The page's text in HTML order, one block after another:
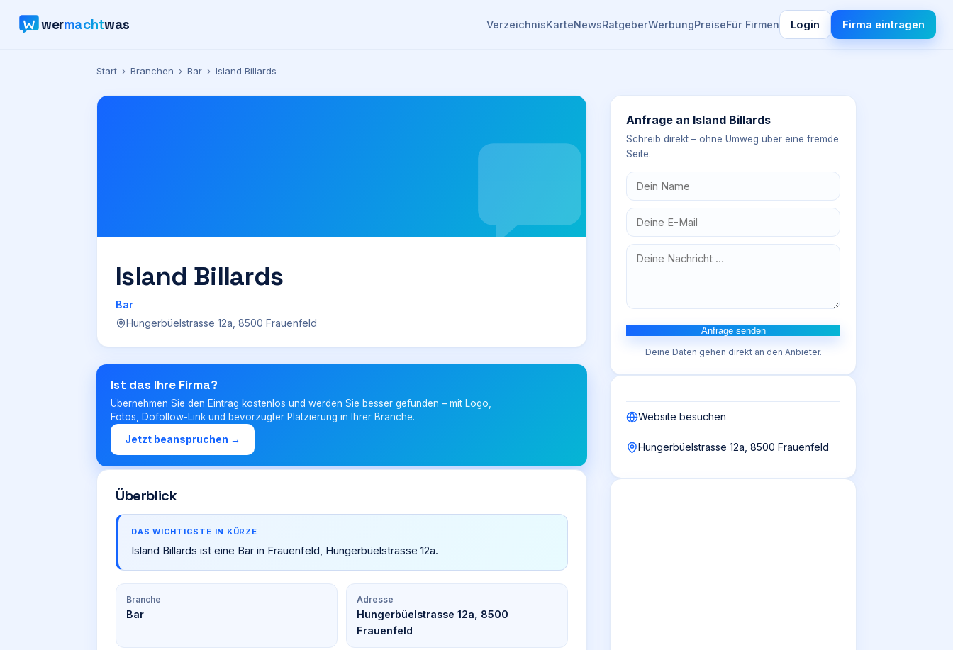
wermachtwas VerzeichnisKarteNewsRatgeberWerbungPreiseFür Firmen Login Firma eintragen
Start › Branchen › Bar › Island Billards
Island Billards
Bar
Hungerbüelstrasse 12a, 8500 Frauenfeld
Ist das Ihre Firma?
Übernehmen Sie den Eintrag kostenlos und werden Sie besser gefunden – mit Logo,
Fotos, Dofollow-Link und bevorzugter Platzierung in Ihrer Branche.
Jetzt beanspruchen →
Überblick
DAS WICHTIGSTE IN KÜRZE
Island Billards ist eine Bar in Frauenfeld, Hungerbüelstrasse 12a.
Branche
Bar
Adresse
Hungerbüelstrasse 12a, 8500
Frauenfeld
Anfrage an Island Billards
Schreib direkt – ohne Umweg über eine fremde
Seite.
Anfrage senden
Deine Daten gehen direkt an den Anbieter.
Website besuchen
Hungerbüelstrasse 12a, 8500 Frauenfeld